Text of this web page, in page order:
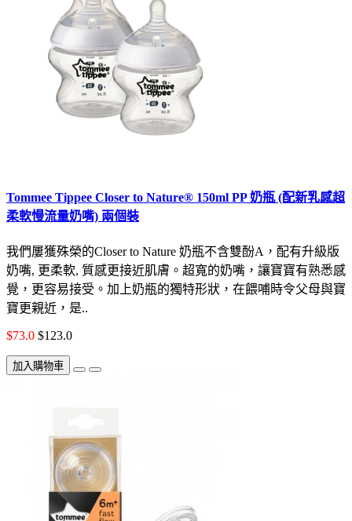
Tommee Tippee Closer to Nature® 150ml PP 奶瓶 (配新乳感超
柔軟慢流量奶嘴) 兩個裝
我們屢獲殊榮的Closer to Nature 奶瓶不含雙酚A，配有升級版
奶嘴, 更柔軟, 質感更接近肌膚。超寬的奶嘴，讓寶寶有熟悉感
覺，更容易接受。加上奶瓶的獨特形狀，在餵哺時令父母與寶
寶更親近，是..
$73.0 $123.0
加入購物車